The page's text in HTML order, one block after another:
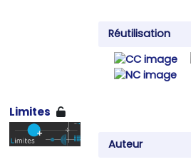
Réutilisation
Limites
Auteur